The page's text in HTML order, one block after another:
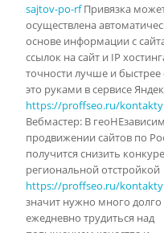
sajtov-po-rfПривязка
осуществлена
основе информации с
ссылок на сайт и IP
точности лучше и быстрее
это руками в сервисе
https://proffseo.ru/kontakty
Вебмастер: В
продвижении сайтов по
получится снизить
региональной отстройкой
https://proffseo.ru/kontakty
значит нужно много долго
ежедневно трудиться над